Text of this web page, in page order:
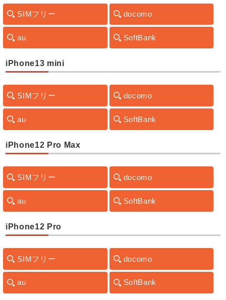
SIMフリー docomo
au SoftBank
iPhone13 mini
SIMフリー docomo
au SoftBank
iPhone12 Pro Max
SIMフリー docomo
au SoftBank
iPhone12 Pro
SIMフリー docomo
au SoftBank